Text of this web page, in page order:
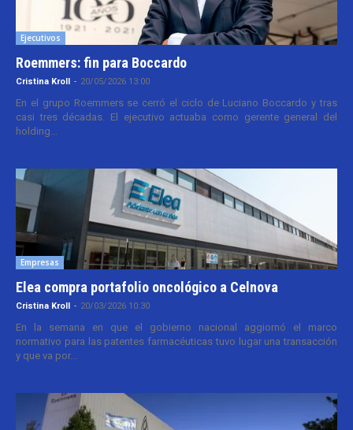
Ejecutivos
Roemmers: fin para Boccardo
Cristina Kroll - 20/05/2026 13:00
En el grupo Roemmers se cerró el ciclo de Luciano Boccardo y tras
casi tres décadas. El ejecutivo actuaba como gerente general del
holding...
Empresas
Elea compra portafolio oncológico a Celnova
Cristina Kroll - 20/03/2026 10:30
En la semana en que el gobierno nacional aggiornó el marco
normativo para las patentes farmacéuticas tuvo lugar una transacción
y que va por...